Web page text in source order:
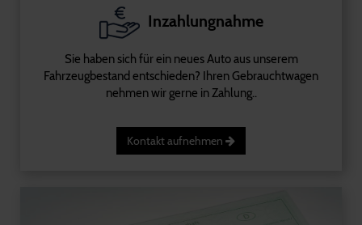
Inzahlungnahme
Sie haben sich für ein neues Auto aus unserem
Fahrzeugbestand entschieden? Ihren Gebrauchtwagen
nehmen wir gerne in Zahlung..
Kontakt aufnehmen